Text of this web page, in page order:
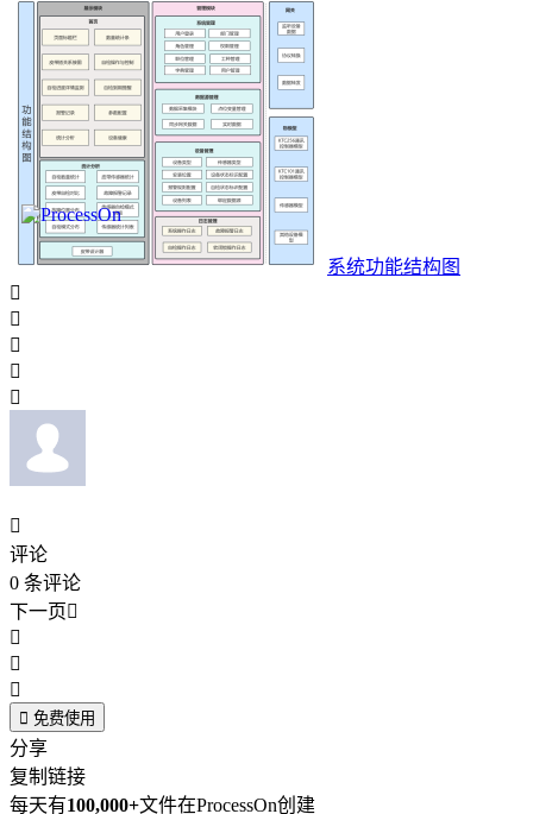
系统功能结构图






评论
0 条评论
下一页



 免费使用
分享
复制链接
每天有100,000+文件在ProcessOn创建